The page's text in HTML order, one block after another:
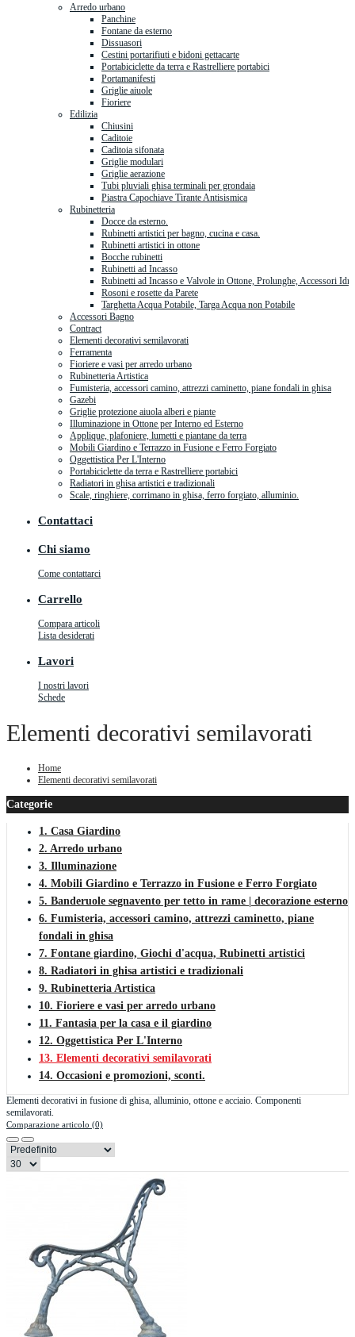
Arredo urbano
Panchine
Fontane da esterno
Dissuasori
Cestini portarifiuti e bidoni gettacarte
Portabiciclette da terra e Rastrelliere portabici
Portamanifesti
Griglie aiuole
Fioriere
Edilizia
Chiusini
Caditoie
Caditoia sifonata
Griglie modulari
Griglie aerazione
Tubi pluviali ghisa terminali per grondaia
Piastra Capochiave Tirante Antisismica
Rubinetteria
Docce da esterno.
Rubinetti artistici per bagno, cucina e casa.
Rubinetti artistici in ottone
Bocche rubinetti
Rubinetti ad Incasso
Rubinetti ad Incasso e Valvole in Ottone, Prolunghe, Accessori
Rosoni e rosette da Parete
Targhetta Acqua Potabile, Targa Acqua non Potabile
Accessori Bagno
Contract
Elementi decorativi semilavorati
Ferramenta
Fioriere e vasi per arredo urbano
Rubinetteria Artistica
Fumisteria, accessori camino, attrezzi caminetto, piane fondali in ghisa
Gazebi
Griglie protezione aiuola alberi e piante
Illuminazione in Ottone per Interno ed Esterno
Applique, plafoniere, lumetti e piantane da terra
Mobili Giardino e Terrazzo in Fusione e Ferro Forgiato
Oggettistica Per L'Interno
Portabiciclette da terra e Rastrelliere portabici
Radiatori in ghisa artistici e tradizionali
Scale, ringhiere, corrimano in ghisa, ferro forgiato, alluminio.
Contattaci
Chi siamo
Come contattarci
Carrello
Compara articoli
Lista desiderati
Lavori
I nostri lavori
Schede
Elementi decorativi semilavorati
Home
Elementi decorativi semilavorati
Categorie
1. Casa Giardino
2. Arredo urbano
3. Illuminazione
4. Mobili Giardino e Terrazzo in Fusione e Ferro Forgiato
5. Banderuole segnavento per tetto in rame | decorazione esterno
6. Fumisteria, accessori camino, attrezzi caminetto, piane
fondali in ghisa
7. Fontane giardino, Giochi d'acqua, Rubinetti artistici
8. Radiatori in ghisa artistici e tradizionali
9. Rubinetteria Artistica
10. Fioriere e vasi per arredo urbano
11. Fantasia per la casa e il giardino
12. Oggettistica Per L'Interno
13. Elementi decorativi semilavorati
14. Occasioni e promozioni, sconti.
Elementi decorativi in fusione di ghisa, alluminio, ottone e acciaio. Componenti
semilavorati.
Comparazione articolo (0)